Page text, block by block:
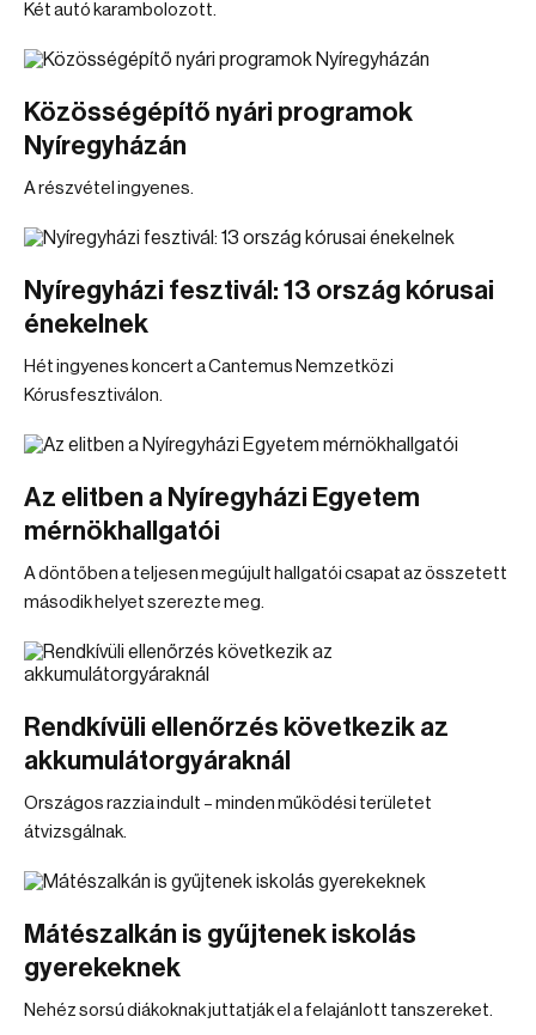
Két autó karambolozott.
Közösségépítő nyári programok
Nyíregyházán
A részvétel ingyenes.
Nyíregyházi fesztivál: 13 ország kórusai
énekelnek
Hét ingyenes koncert a Cantemus Nemzetközi
Kórusfesztiválon.
Az elitben a Nyíregyházi Egyetem
mérnökhallgatói
A döntőben a teljesen megújult hallgatói csapat az összetett
második helyet szerezte meg.
Rendkívüli ellenőrzés következik az
akkumulátorgyáraknál
Országos razzia indult – minden működési területet
átvizsgálnak.
Mátészalkán is gyűjtenek iskolás
gyerekeknek
Nehéz sorsú diákoknak juttatják el a felajánlott tanszereket.